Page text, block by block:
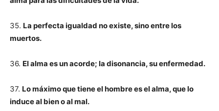
35. La perfecta igualdad no existe, sino entre los
muertos.
36. El alma es un acorde; la disonancia, su enfermedad.
37. Lo máximo que tiene el hombre es el alma, que lo
induce al bien o al mal.